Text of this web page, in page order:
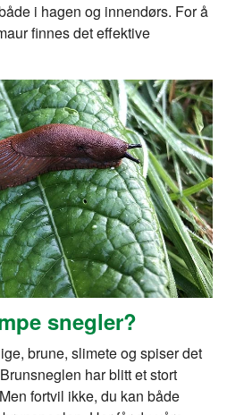
i hagen og innendørs. For å
finnes det effektive
snegler?
brune, slimete og spiser det
har blitt et stort
fortvil ikke, du kan både